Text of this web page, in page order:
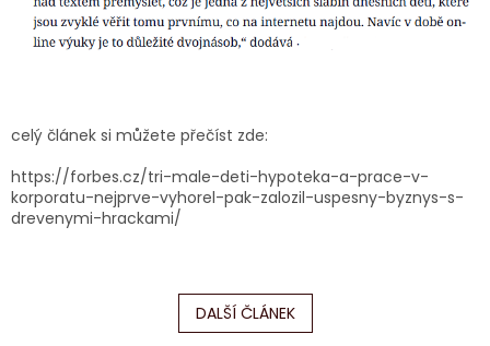
celý článek si můžete přečíst zde:
https://forbes.cz/tri-male-deti-hypoteka-a-prace-v-
korporatu-nejprve-vyhorel-pak-zalozil-uspesny-byznys-s-
drevenymi-hrackami/
DALŠÍ ČLÁNEK